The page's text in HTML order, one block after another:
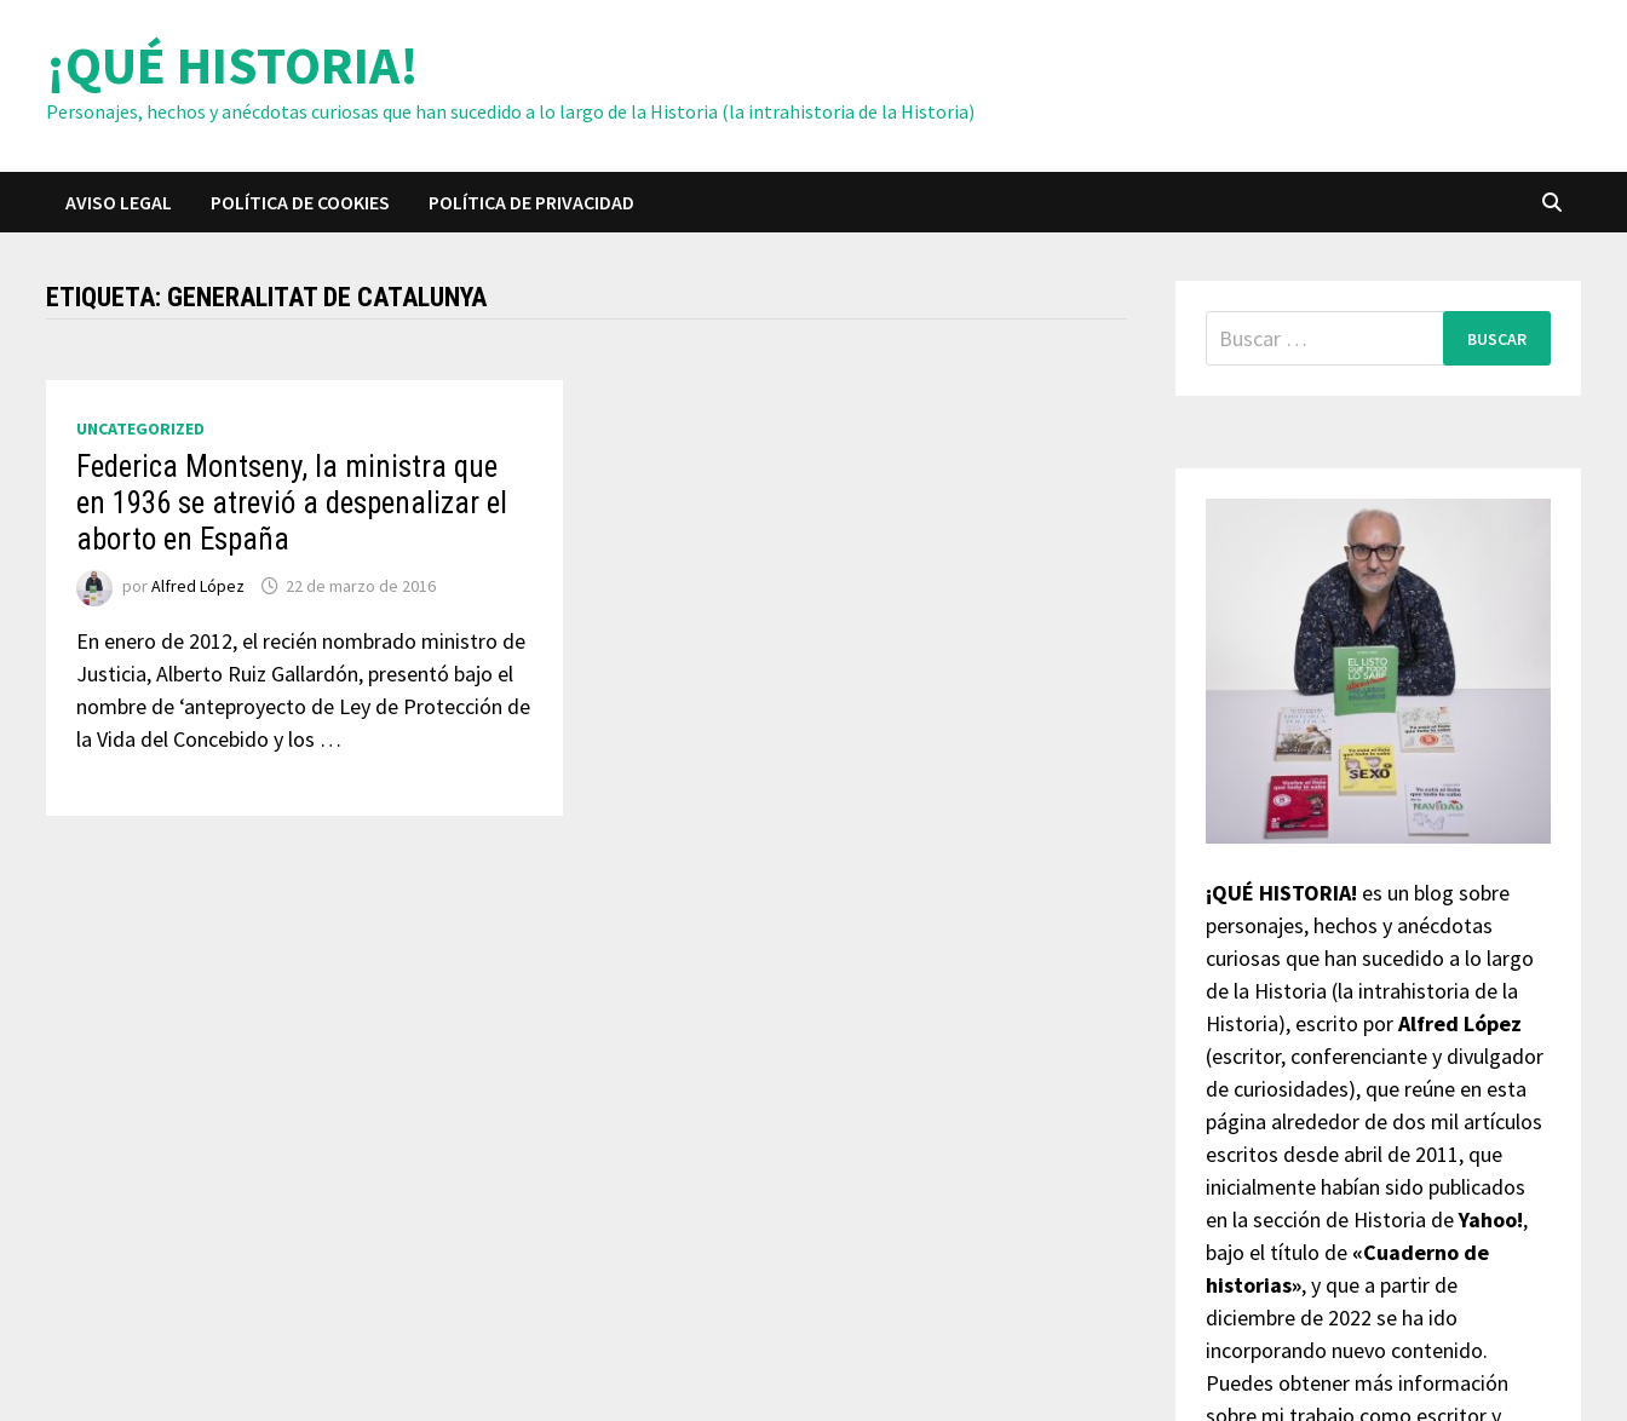
contenido¡QUÉ HISTORIA!
Personajes, hechos y anécdotas curiosas que han sucedido a lo largo de la Historia (la intrahistoria de la Historia)
AVISO LEGAL POLÍTICA DE COOKIES POLÍTICA DE PRIVACIDAD
ETIQUETA: GENERALITAT DE CATALUNYA
UNCATEGORIZED
Federica Montseny, la ministra que
en 1936 se atrevió a despenalizar el
aborto en España
porAlfred López 22 de marzo de 2016
En enero de 2012, el recién nombrado ministro de
Justicia, Alberto Ruiz Gallardón, presentó bajo el
nombre de ‘anteproyecto de Ley de Protección de
la Vida del Concebido y los …
Buscar:
¡QUÉ HISTORIA! es un blog sobre
personajes, hechos y anécdotas
curiosas que han sucedido a lo largo
de la Historia (la intrahistoria de la
Historia), escrito porAlfred López
(escritor, conferenciante y divulgador
de curiosidades), que reúne en esta
página alrededor de dos mil artículos
escritos desde abril de 2011, que
inicialmente habían sido publicados
en la sección de Historia deYahoo!,
bajo el título de «Cuaderno de
historias», y que a partir de
diciembre de 2022 se ha ido
incorporando nuevo contenido.
Puedes obtener más información
sobre mi trabajo como escritor y